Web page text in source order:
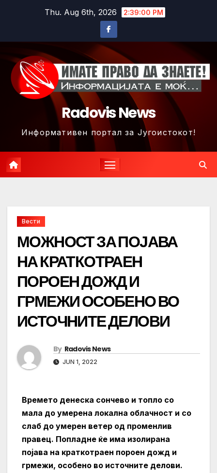
Thu. Aug 6th, 2026 2:39:03 PM
Radovis News
Информативен портал за Југоистокот!
Вести
МОЖНОСТ ЗА ПОЈАВА
НА КРАТКОТРАЕН
ПОРОЕН ДОЖД И
ГРМЕЖИ ОСОБЕНО ВО
ИСТОЧНИТЕ ДЕЛОВИ
By Radovis News
JUN 1, 2022
Времето денеска сончево и топло со
мала до умерена локална облачност и со
слаб до умерен ветер од променлив
правец. Попладне ќе има изолирана
појава на краткотраен пороен дожд и
грмежи, особено во источните делови.